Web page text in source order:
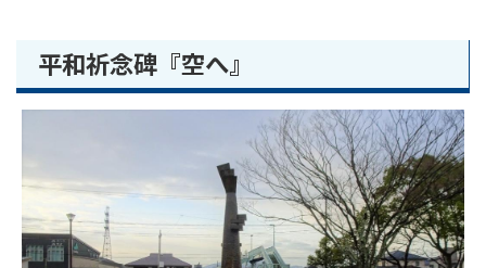
平和祈念碑『空へ』